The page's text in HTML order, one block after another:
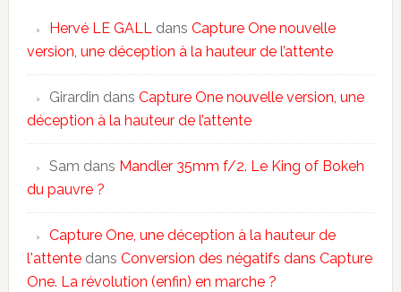
Hervé LE GALLdans Capture One nouvelle
version, une déception à la hauteur de l’attente
Girardin dans Capture One nouvelle version, une
déception à la hauteur de l’attente
Sam dans Mandler 35mm f/2. Le King of Bokeh
du pauvre ?
Capture One, une déception à la hauteur de
l'attentedans Conversion des négatifs dans Capture
One. La révolution (enfin) en marche ?